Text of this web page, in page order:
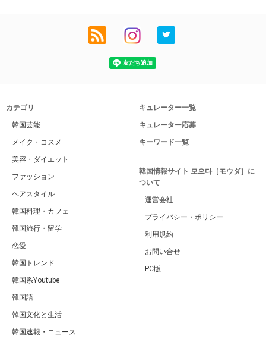
カテゴリ
韓国芸能
メイク・コスメ
美容・ダイエット
ファッション
ヘアスタイル
韓国料理・カフェ
韓国旅行・留学
恋愛
韓国トレンド
韓国系Youtube
韓国語
韓国文化と生活
韓国速報・ニュース
キュレーター一覧
キュレーター応募
キーワード一覧
韓国情報サイト 모으다［モウダ］に
ついて
運営会社
プライバシー・ポリシー
利用規約
お問い合せ
PC版